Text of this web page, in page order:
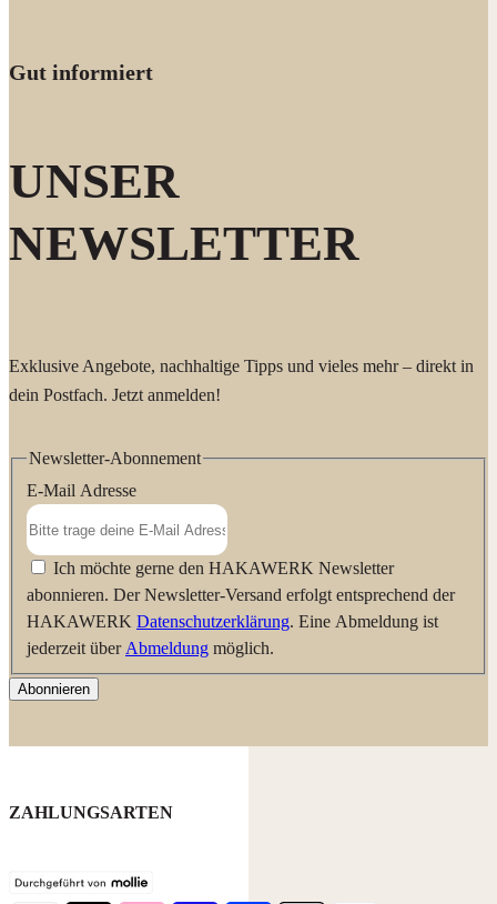
Gut informiert
UNSER
NEWSLETTER
Exklusive Angebote, nachhaltige Tipps und vieles mehr – direkt in
dein Postfach. Jetzt anmelden!
Newsletter-Abonnement
E-Mail Adresse
Ich möchte gerne den HAKAWERK Newsletter
abonnieren. Der Newsletter-Versand erfolgt entsprechend der
HAKAWERK Datenschutzerklärung. Eine Abmeldung ist
jederzeit über Abmeldung möglich.
Abonnieren
ZAHLUNGSARTEN